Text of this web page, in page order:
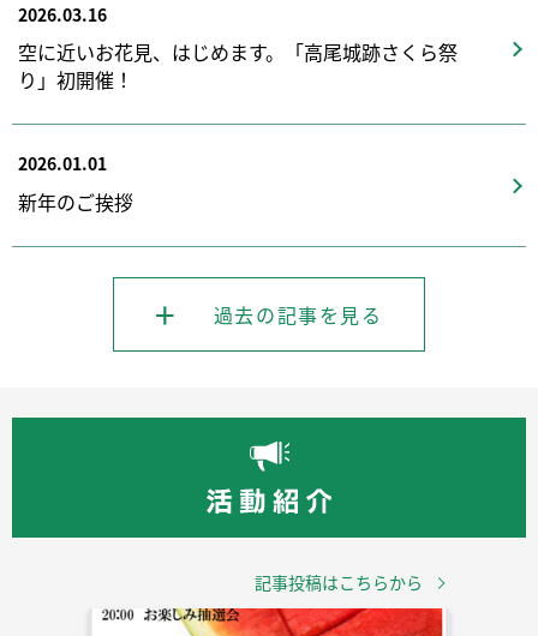
2026.03.16
空に近いお花見、はじめます。「高尾城跡さくら祭
り」初開催！
2026.01.01
新年のご挨拶
過去の記事を見る
記事投稿はこちらから